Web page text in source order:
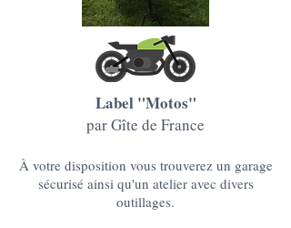
Label "Motos"
par Gîte de France
À votre disposition vous trouverez un garage
sécurisé ainsi qu'un atelier avec divers
outillages.